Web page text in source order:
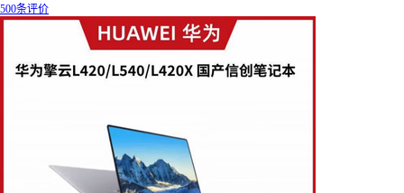
500条评价